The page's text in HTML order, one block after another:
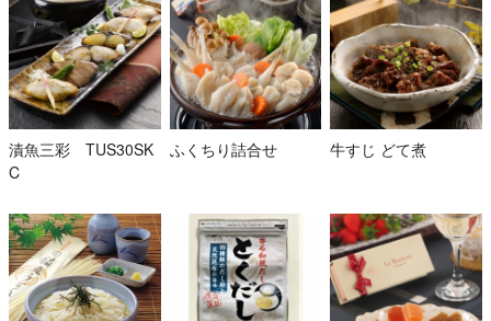
漬魚三彩 TUS30SK
C
ふくちり詰合せ 牛すじ どて煮